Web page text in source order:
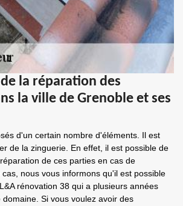
la réparation des
la ville de Grenoble et ses
d'un certain nombre d'éléments. Il est
de la zinguerie. En effet, il est possible de
de ces parties en cas de
nous vous informons qu'il est possible
rénovation 38 qui a plusieurs années
Si vous voulez avoir des